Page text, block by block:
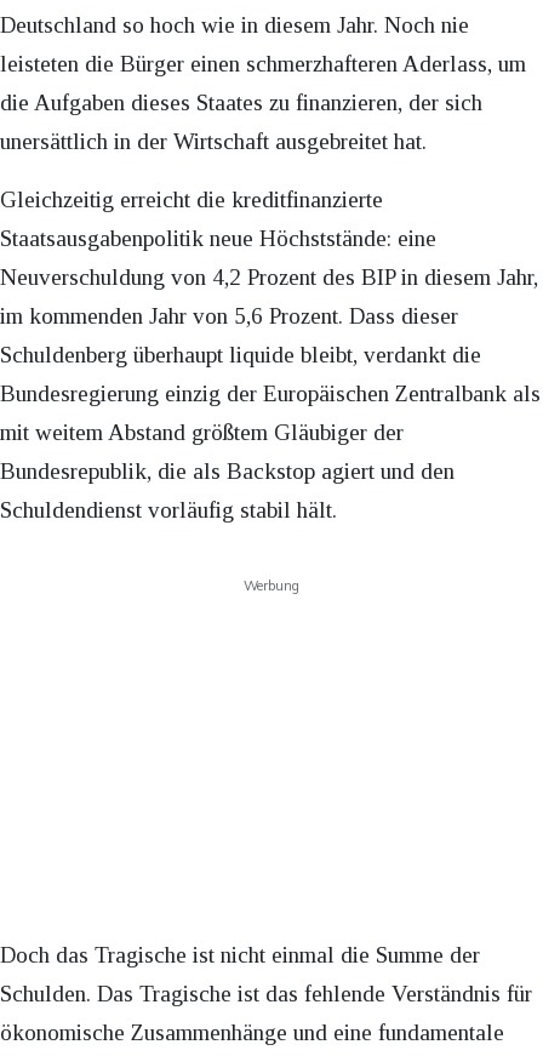
Deutschland so hoch wie in diesem Jahr. Noch nie
leisteten die Bürger einen schmerzhafteren Aderlass, um
die Aufgaben dieses Staates zu finanzieren, der sich
unersättlich in der Wirtschaft ausgebreitet hat.
Gleichzeitig erreicht die kreditfinanzierte
Staatsausgabenpolitik neue Höchststände: eine
Neuverschuldung von 4,2 Prozent des BIP in diesem Jahr,
im kommenden Jahr von 5,6 Prozent. Dass dieser
Schuldenberg überhaupt liquide bleibt, verdankt die
Bundesregierung einzig der Europäischen Zentralbank als
mit weitem Abstand größtem Gläubiger der
Bundesrepublik, die als Backstop agiert und den
Schuldendienst vorläufig stabil hält.
Werbung
Doch das Tragische ist nicht einmal die Summe der
Schulden. Das Tragische ist das fehlende Verständnis für
ökonomische Zusammenhänge und eine fundamentale